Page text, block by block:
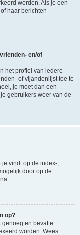
worden. Als je een
haar berichten
en/of
het profiel van iedere
of vijandenlijst toe te
je moet dan een
gebruikers weer van de
je vindt op de index-,
door op de
op?
genoeg en bevatte
worden. Wees